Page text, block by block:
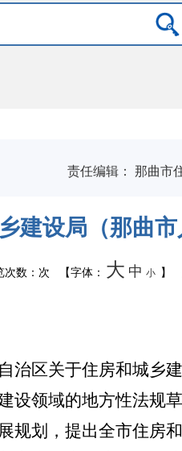
责任编辑： 那曲市
建设局（那曲市
数： 次 【字体： 大 中 小 】
治区关于住房和城乡
设领域的地方性法规
规划，提出全市住房